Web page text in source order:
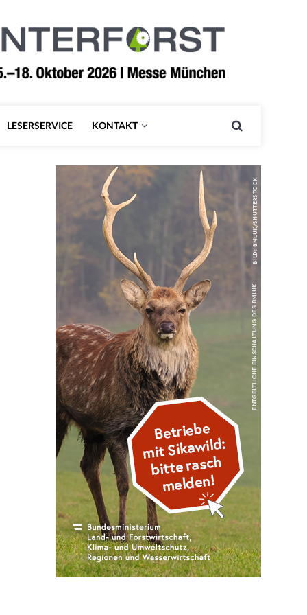
LESERSERVICE KONTAKT